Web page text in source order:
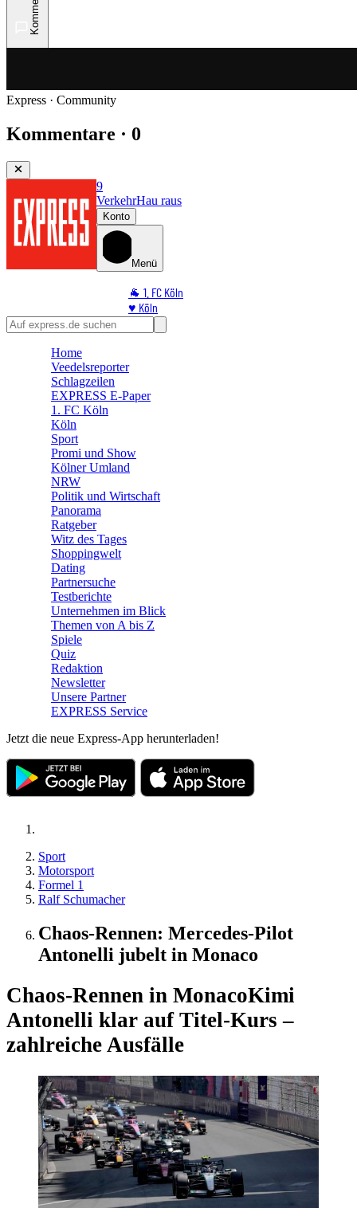
Express · Community
Kommentare · 0
9
VerkehrHau raus
Konto
Menü
🐐 1. FC Köln
♥️ Köln
⭐ Promi
🛒 Shoppingwelt
Home
Veedelsreporter
Schlagzeilen
EXPRESS E-Paper
1. FC Köln
Köln
Sport
Promi und Show
Kölner Umland
NRW
Politik und Wirtschaft
Panorama
Ratgeber
Witz des Tages
Shoppingwelt
Dating
Partnersuche
Testberichte
Unternehmen im Blick
Themen von A bis Z
Spiele
Quiz
Redaktion
Newsletter
Unsere Partner
EXPRESS Service
Jetzt die neue Express-App herunterladen!
Sport
Motorsport
Formel 1
Ralf Schumacher
Chaos-Rennen: Mercedes-Pilot
Antonelli jubelt in Monaco
Chaos-Rennen in MonacoKimi
Antonelli klar auf Titel-Kurs –
zahlreiche Ausfälle